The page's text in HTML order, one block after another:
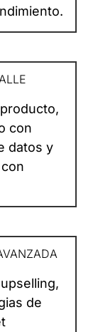
con
datos y
de